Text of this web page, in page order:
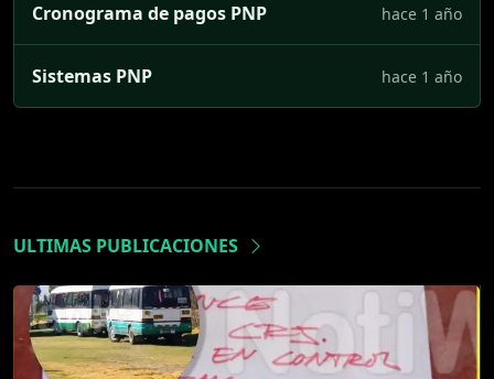
Cronograma de pagos PNP hace 1 año
Sistemas PNP hace 1 año
ULTIMAS PUBLICACIONES